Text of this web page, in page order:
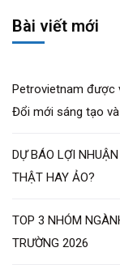
Bài viết mới
Petrovietnam được
Đổi mới sáng tạo
DỰ BÁO LỢI
THẬT HAY ẢO?
TOP 3 NHÓM
TRƯỜNG 2026